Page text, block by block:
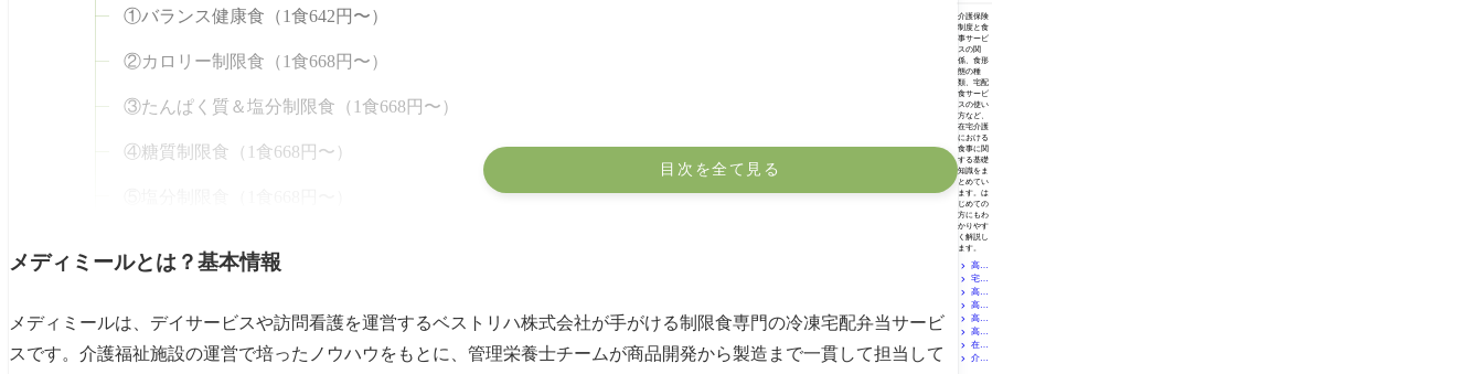
目次を全て見る
①バランス健康食（1食642円〜）
②カロリー制限食（1食668円〜）
③たんぱく質＆塩分制限食（1食668円〜）
④糖質制限食（1食668円〜）
制限食なのにメニューが豊富で飽きない
制限食でも美味しい
メディミールとは？基本情報
メディミールは、デイサービスや訪問看護を運営するベストリハ株式会社が手がける制限食専門の冷凍宅配弁当サービ
スです。介護福祉施設の運営で培ったノウハウをもとに、管理栄養士チームが商品開発から製造まで一貫して担当して
弁当を
安く続
けるに
は？ス
ーパー
活用・
デイの
持ち帰
り弁当
まで専
門家が
解説
の親に
宅配弁
当を頼
みたい
方へ｜
ケアマ
ネジャ
ーが選
ぶおす
すめサ
ービス
介護保険
制度と食
事サービ
スの関
係、食形
態の種
類、宅配
食サービ
スの使い
方など、
在宅介護
における
食事に関
する基礎
知識をま
とめてい
ます。は
じめての
方にもわ
かりやす
く解説し
ます。
高齢
者の食
事宅配
にセブ
ンイレ
ブンは
使え
る？セ
ブンミ
宅配
弁当の
添加物
は気に
すべ
き？無
添加に
こだわ
高齢
者向け
宅配弁
当は美
味しい
のか？
高齢
者の食
事はど
う確保
する？
高齢
者の食
事形態
一覧表
高齢
者向け
備蓄
在宅
介護に
介護